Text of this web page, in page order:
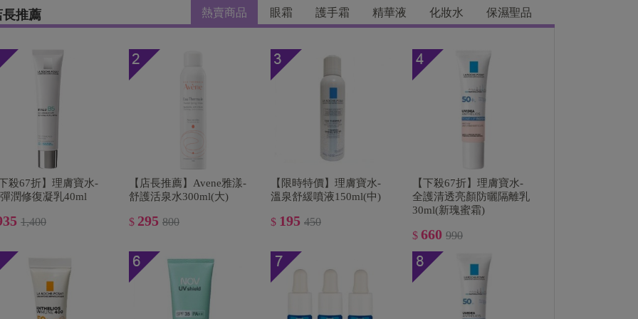
長推薦 保濕聖品
化妝水
精華液
護手霜
眼霜
熱賣商品
下殺67折】理膚寶水-
潤修復凝乳40ml
1,400
【店長推薦】Avene雅漾-
舒護活泉水300ml(大)
$ 295 800
【限時特價】理膚寶水-
溫泉舒緩噴液150ml(中)
$ 195 450
【下殺67折】理膚寶水-
全護清透亮顏防曬隔離乳
30ml(新瑰蜜霜)
$ 660 990